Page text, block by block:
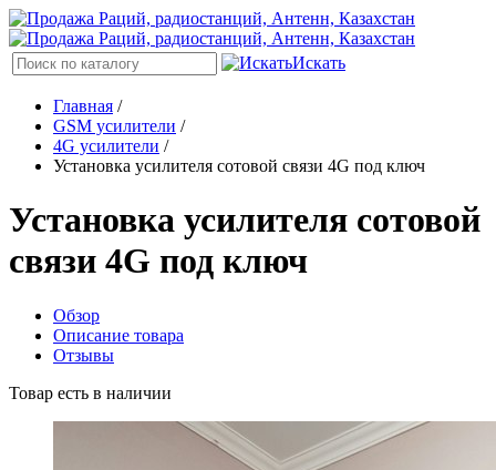
Искать
Главная /
GSM усилители /
4G усилители /
Установка усилителя сотовой связи 4G под ключ
Установка усилителя сотовой
связи 4G под ключ
Обзор
Описание товара
Отзывы
Товар есть в наличии